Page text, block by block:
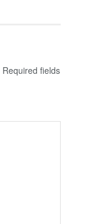
Required fields